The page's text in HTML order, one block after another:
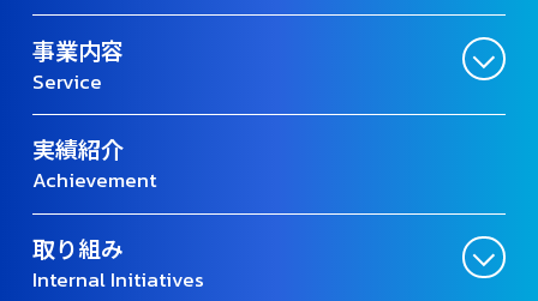
事業内容
Service
実績紹介
Achievement
取り組み
Internal Initiatives